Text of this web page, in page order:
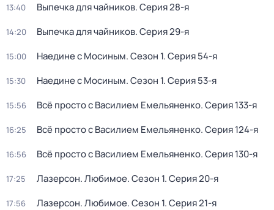
13:40 Выпечка для чайников. Серия 28-я
14:20 Выпечка для чайников. Серия 29-я
15:00 Наедине с Мосиным. Сезон 1. Серия 54-я
15:30 Наедине с Мосиным. Сезон 1. Серия 53-я
15:56 Всё просто с Василием Емельяненко. Серия 133-я
16:25 Всё просто с Василием Емельяненко. Серия 124-я
16:56 Всё просто с Василием Емельяненко. Серия 130-я
17:25 Лазерсон. Любимое. Сезон 1. Серия 20-я
17:56 Лазерсон. Любимое. Сезон 1. Серия 21-я